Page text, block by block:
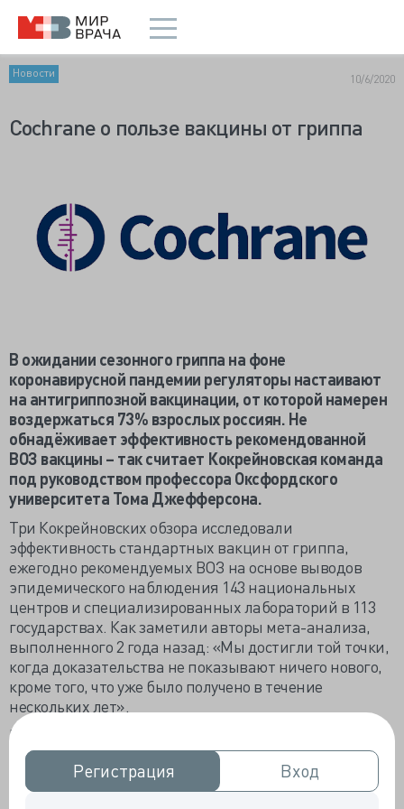
Регистрация
Регистрация Вход
Вход
Новости 10/6/2020
Сochrane о пользе вакцины от гриппа
В ожидании сезонного гриппа на фоне
коронавирусной пандемии регуляторы настаивают
на антигриппозной вакцинации, от которой намерен
воздержаться 73% взрослых россиян. Не
обнадёживает эффективность рекомендованной
ВОЗ вакцины – так считает Кокрейновская команда
под руководством профессора Оксфордского
университета Тома Джефферсона.
Три Кокрейновских обзора исследовали
эффективность стандартных вакцин от гриппа,
ежегодно рекомендуемых ВОЗ на основе выводов
эпидемического наблюдения 143 национальных
центров и специализированных лабораторий в 113
государствах. Как заметили авторы мета-анализа,
выполненного 2 года назад: «Мы достигли той точки,
когда доказательства не показывают ничего нового,
кроме того, что уже было получено в течение
нескольких лет».
Рассматривалось влияние вакцинации на развитие
гриппа и клинически сходных с ним гриппоподобных
заболеваний (ГПЗ), поскольку при повсеместном
отсутствии верификации вирусов гриппа у